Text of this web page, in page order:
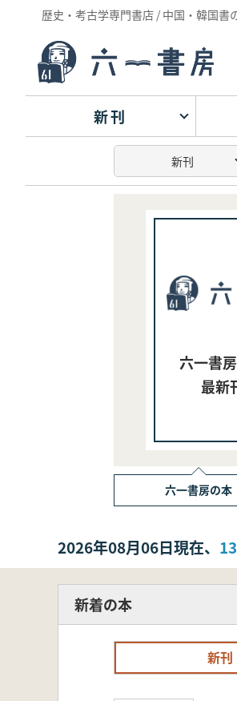
歴史・考古学専門書店 / 中国・韓国書
新刊
六一書
最新
六一書房の本
2026年08月06日現在、
新着の本
新刊